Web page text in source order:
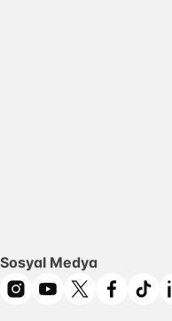
Sosyal Medya